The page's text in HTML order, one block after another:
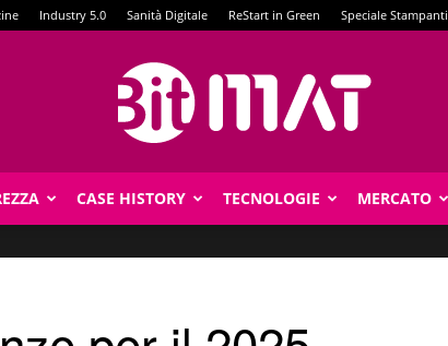
Industry 5.0 Sanità Digitale ReStart in Green Speciale Stampanti
CASE HISTORY TECNOLOGIE MERCATO